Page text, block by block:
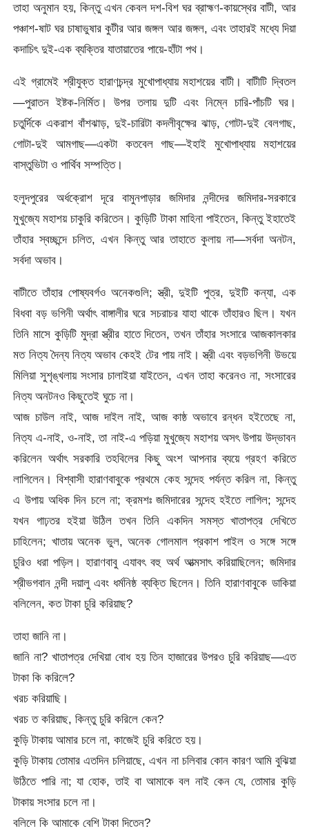
তাহা অনুমান হয়, কিন্তু এখন কেবল দশ-বিশ ঘর ব্রাহ্মণ-কায়স্থের বাটী, আর
পঞ্চাশ-ষাট ঘর চাষাভুষার কুটীর আর জঙ্গল আর জঙ্গল, এবং তাহারই মধ্যে দিয়া
কদাচিৎ দুই-এক ব্যক্তির যাতায়াতের পায়ে-হাঁটা পথ।
এই গ্রামেই শ্রীযুক্ত হারাণচন্দ্র মুখোপাধ্যায় মহাশয়ের বাটী। বাটীটি দ্বিতল
—পুরাতন ইষ্টক-নির্মিত। উপর তলায় দুটি এবং নিম্নে চারি-পাঁচটি ঘর।
চতুর্দিকে একরাশ বাঁশঝাড়, দুই-চারিটা কদলীবৃক্ষের ঝাড়, গোটা-দুই বেলগাছ,
গোটা-দুই আমগাছ—একটা কতবেল গাছ—ইহাই মুখোপাধ্যায় মহাশয়ের
বাস্তুভিটা ও পার্থিব সম্পত্তি।
হলুদপুরের অর্ধক্রোশ দূরে বামুনপাড়ার জমিদার নন্দীদের জমিদার-সরকারে
মুখুজ্যে মহাশয় চাকুরি করিতেন। কুড়িটি টাকা মাহিনা পাইতেন, কিন্তু ইহাতেই
তাঁহার স্বচ্ছন্দে চলিত, এখন কিন্তু আর তাহাতে কুলায় না—সর্বদা অনটন,
সর্বদা অভাব।
বাটীতে তাঁহার পোষ্যবর্গও অনেকগুলি; স্ত্রী, দুইটি পুত্র, দুইটি কন্যা, এক
বিধবা বড় ভগিনী অর্থাৎ বাঙ্গালীর ঘরে সচরাচর যাহা থাকে তাঁহারও ছিল। যখন
তিনি মাসে কুড়িটি মুদ্রা স্ত্রীর হাতে দিতেন, তখন তাঁহার সংসারে আজকালকার
মত নিত্য দৈন্য নিত্য অভাব কেহই টের পায় নাই। স্ত্রী এবং বড়ভগিনী উভয়ে
মিলিয়া সুশৃঙ্খলায় সংসার চালাইয়া যাইতেন, এখন তাহা করেনও না, সংসারের
নিত্য অনটনও কিছুতেই ঘুচে না।
আজ চাউল নাই, আজ দাইল নাই, আজ কাষ্ঠ অভাবে রন্ধন হইতেছে না,
নিত্য এ-নাই, ও-নাই, তা নাই-এ পড়িয়া মুখুজ্যে মহাশয় অসৎ উপায় উদ্ভাবন
করিলেন অর্থাৎ সরকারি তহবিলের কিছু অংশ আপনার ব্যয়ে গ্রহণ করিতে
লাগিলেন। বিশ্বাসী হারাণবাবুকে প্রথমে কেহ সন্দেহ পর্যন্ত করিল না, কিন্তু
এ উপায় অধিক দিন চলে না; ক্রমশঃ জমিদারের সন্দেহ হইতে লাগিল; সন্দেহ
যখন গাঢ়তর হইয়া উঠিল তখন তিনি একদিন সমস্ত খাতাপত্র দেখিতে
চাহিলেন; খাতায় অনেক ভুল, অনেক গোলমাল প্রকাশ পাইল ও সঙ্গে সঙ্গে
চুরিও ধরা পড়িল। হারাণবাবু এযাবৎ বহু অর্থ আত্মসাৎ করিয়াছিলেন; জমিদার
শ্রীভগবান নন্দী দয়ালু এবং ধর্মনিষ্ঠ ব্যক্তি ছিলেন। তিনি হারাণবাবুকে ডাকিয়া
বলিলেন, কত টাকা চুরি করিয়াছ?
তাহা জানি না।
জানি না? খাতাপত্র দেখিয়া বোধ হয় তিন হাজারের উপরও চুরি করিয়াছ—এত
টাকা কি করিলে?
খরচ করিয়াছি।
খরচ ত করিয়াছ, কিন্তু চুরি করিলে কেন?
কুড়ি টাকায় আমার চলে না, কাজেই চুরি করিতে হয়।
কুড়ি টাকায় তোমার এতদিন চলিয়াছে, এখন না চলিবার কোন কারণ আমি বুঝিয়া
উঠিতে পারি না; যা হোক, তাই বা আমাকে বল নাই কেন যে, তোমার কুড়ি
টাকায় সংসার চলে না।
বলিলে কি আমাকে বেশি টাকা দিতেন?